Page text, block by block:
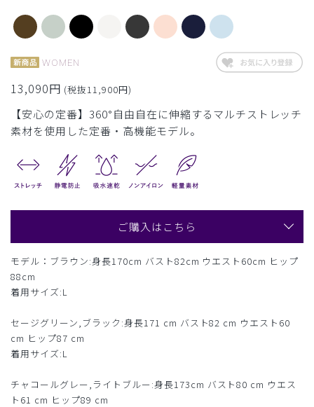
WOMEN
13,090円 (税抜11,900円)
【安心の定番】360°自由自在に伸縮するマルチストレッチ
素材を使用した定番・高機能モデル。
ご購入はこちら
モデル：ブラウン:身長170cm バスト82cm ウエスト60cm ヒップ
88cm
着用サイズ:L
セージグリーン,ブラック:身長171 cm バスト82 cm ウエスト60
cm ヒップ87 cm
着用サイズ:L
チャコールグレー,ライトブルー:身長173cm バスト80 cm ウエス
ト61 cm ヒップ89 cm